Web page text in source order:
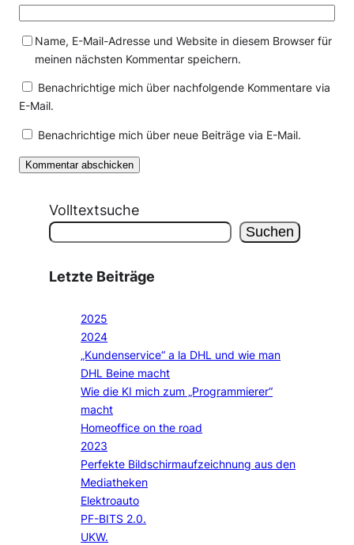
Name, E-Mail-Adresse und Website in diesem Browser für
meinen nächsten Kommentar speichern.
Benachrichtige mich über nachfolgende Kommentare via
E-Mail.
Benachrichtige mich über neue Beiträge via E-Mail.
Volltextsuche
Suchen
Letzte Beiträge
2025
2024
„Kundenservice“ a la DHL und wie man
DHL Beine macht
Wie die KI mich zum „Programmierer“
macht
Homeoffice on the road
2023
Perfekte Bildschirmaufzeichnung aus den
Mediatheken
Elektroauto
PF-BITS 2.0.
UKW.